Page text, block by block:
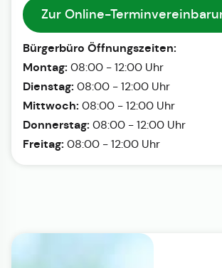
Zur Online-
Bürgerbüro Öffnungszeiten:
Montag: 08:00 - 12:00 Uhr
Dienstag: 08:00 - 12:00 Uhr
Mittwoch: 08:00 - 12:00 Uhr
Donnerstag: 08:00 - 12:00 Uhr
Freitag: 08:00 - 12:00 Uhr